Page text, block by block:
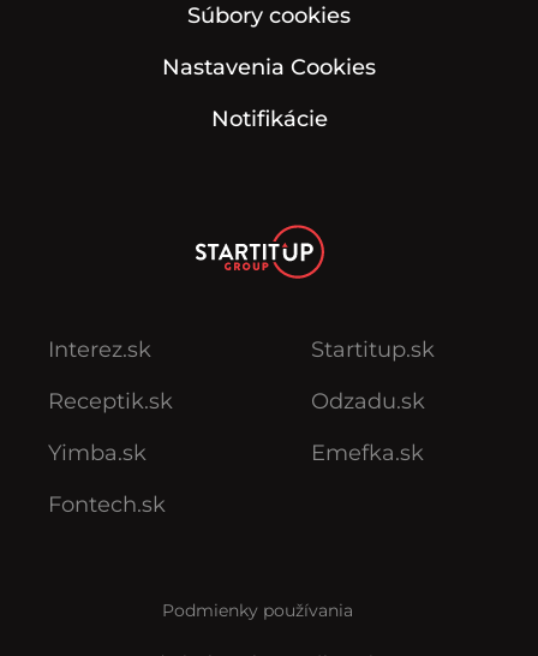
Súbory cookies
Nastavenia Cookies
Notifikácie
Interez.sk
Receptik.sk
Yimba.sk
Fontech.sk
Startitup.sk
Odzadu.sk
Emefka.sk
Podmienky používania